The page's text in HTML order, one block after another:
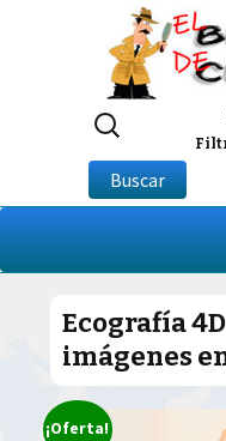
Buscar
por:
Buscar
Ecografía
imágenes
¡Oferta!